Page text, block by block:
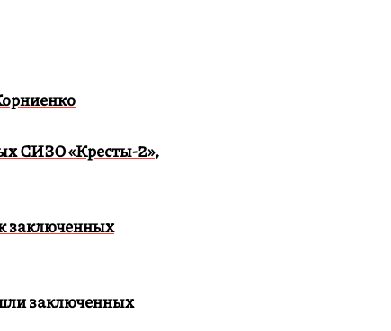
СИЗО «Кресты-2»,
заключенных
заключенных